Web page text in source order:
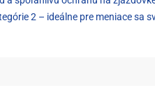
2 – ideálne pre meniace